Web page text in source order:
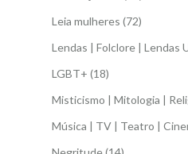
Leia mulheres (72)
Lendas | Folclore | Lendas
LGBT+ (18)
Misticismo | Mitologia |
Música | TV | Teatro |